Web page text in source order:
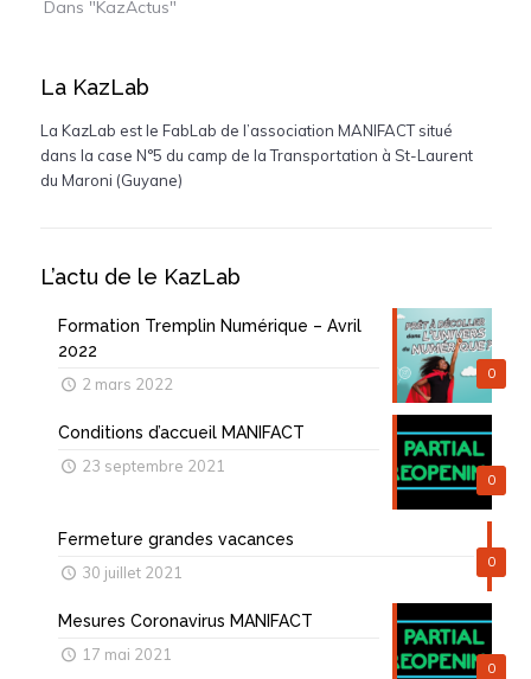
Dans "KazActus"
La KazLab
La KazLab est le FabLab de l’association MANIFACT situé
dans la case N°5 du camp de la Transportation à St-Laurent
du Maroni (Guyane)
L’actu de le KazLab
0
Formation Tremplin Numérique – Avril
2022
2 mars 2022
0
Conditions d’accueil MANIFACT
23 septembre 2021
0
Fermeture grandes vacances
30 juillet 2021
0
Mesures Coronavirus MANIFACT
17 mai 2021